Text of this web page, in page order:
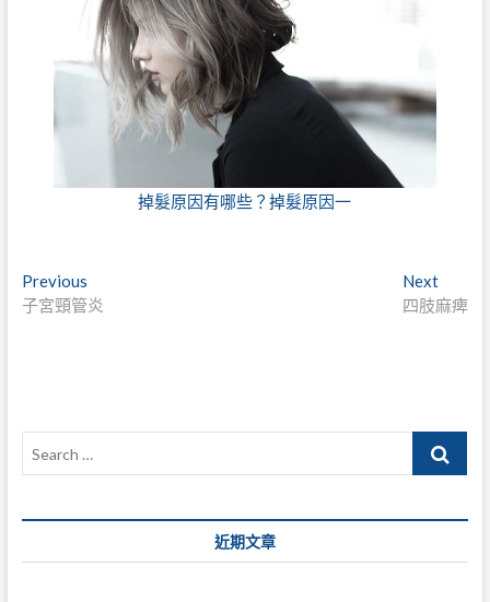
掉髮原因有哪些？掉髮原因一
文
章
PreviousPrevious
post:
子宮頸管炎
NextNext
post:
四肢麻痺
Search
近期文章